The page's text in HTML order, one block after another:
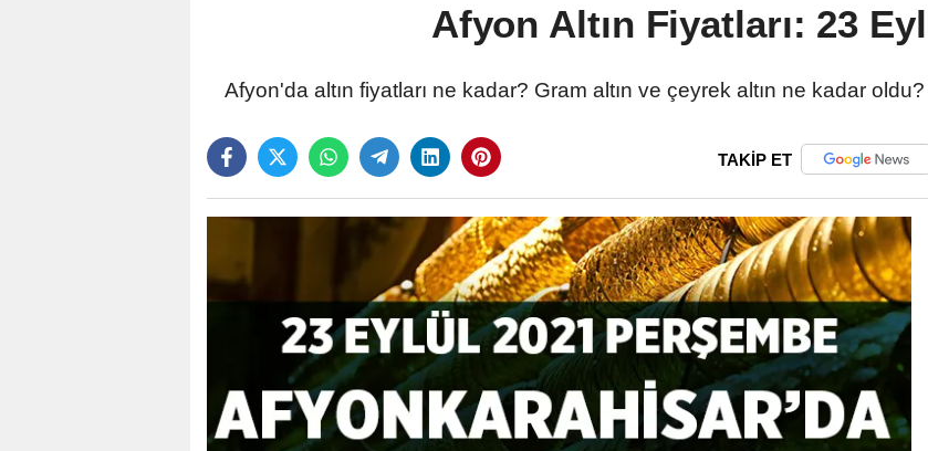
Afyon Altın Fiyatları: 23
Afyon'da altın fiyatları ne kadar? Gram altın ve çeyrek altın ne kadar
TAKİP ET